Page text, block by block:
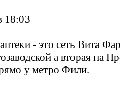
18:03
- это сеть Вита
а вторая на
у метро Фили.